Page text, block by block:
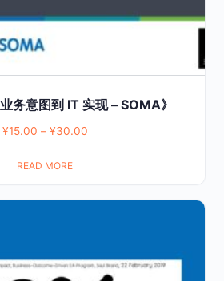
务意图到 IT 实现 – SOMA》
¥15.00 – ¥30.00
READ MORE